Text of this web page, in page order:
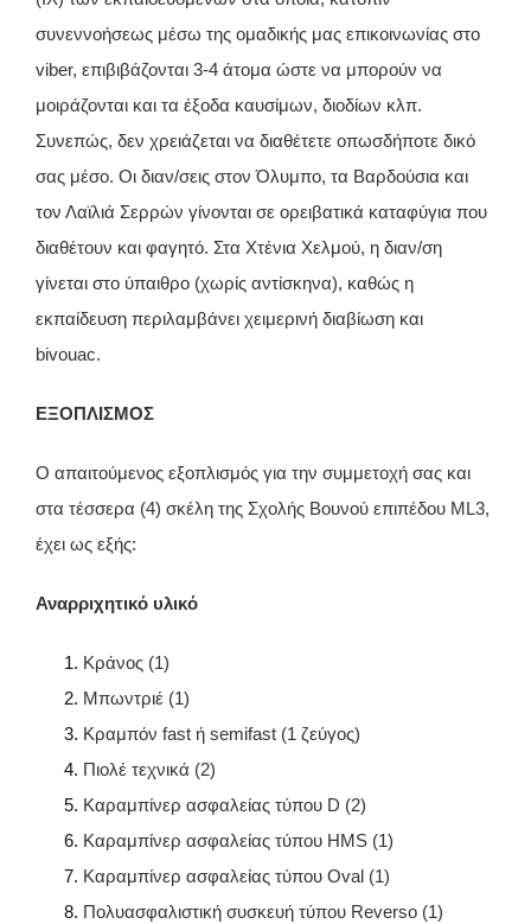
συνεννοήσεως μέσω της ομαδικής μας επικοινωνίας στο
viber, επιβιβάζονται 3-4 άτομα ώστε να μπορούν να
μοιράζονται και τα έξοδα καυσίμων, διοδίων κλπ.
Συνεπώς, δεν χρειάζεται να διαθέτετε οπωσδήποτε δικό
σας μέσο. Οι διαν/σεις στον Όλυμπο, τα Βαρδούσια και
τον Λαϊλιά Σερρών γίνονται σε ορειβατικά καταφύγια που
διαθέτουν και φαγητό. Στα Χτένια Χελμού, η διαν/ση
γίνεται στο ύπαιθρο (χωρίς αντίσκηνα), καθώς η
εκπαίδευση περιλαμβάνει χειμερινή διαβίωση και
bivouac.
ΕΞΟΠΛΙΣΜΟΣ
Ο απαιτούμενος εξοπλισμός για την συμμετοχή σας και
στα τέσσερα (4) σκέλη της Σχολής Βουνού επιπέδου ML3,
έχει ως εξής:
Αναρριχητικό υλικό
Κράνος (1)
Μπωντριέ (1)
Kραμπόν fast ή semifast (1 ζεύγος)
Πιολέ τεχνικά (2)
Καραμπίνερ ασφαλείας τύπου D (2)
Καραμπίνερ ασφαλείας τύπου HMS (1)
Καραμπίνερ ασφαλείας τύπου Oval (1)
Πολυασφαλιστική συσκευή τύπου Reverso (1)